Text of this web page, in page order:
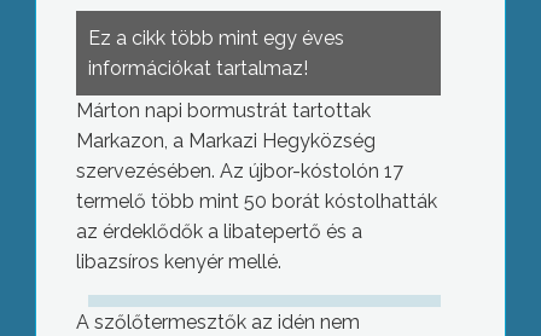
Ez a cikk több mint egy éves
információkat tartalmaz!
Márton napi bormustrát tartottak
Markazon, a Markazi Hegyközség
szervezésében. Az újbor-kóstolón 17
termelő több mint 50 borát kóstolhatták
az érdeklődők a libatepertő és a
libazsíros kenyér mellé.
A szőlőtermesztők az idén nem